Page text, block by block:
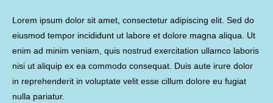
Lorem ipsum dolor sit amet, consectetur adipiscing elit. Sed do
eiusmod tempor incididunt ut labore et dolore magna aliqua. Ut
enim ad minim veniam, quis nostrud exercitation ullamco laboris
nisi ut aliquip ex ea commodo consequat. Duis aute irure dolor
in reprehenderit in voluptate velit esse cillum dolore eu fugiat
nulla pariatur.